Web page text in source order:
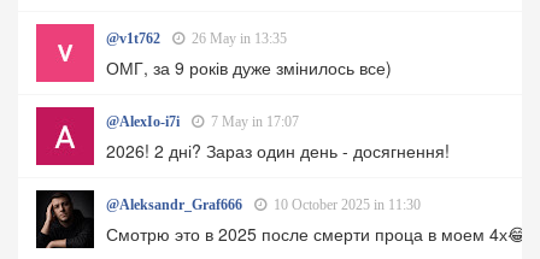
@v1t762 26 May in 13:35
ОМГ, за 9 років дуже змінилось все)
@AlexIo-i7i 7 May in 17:07
2026! 2 дні? Зараз один день - досягнення!
@Aleksandr_Graf666 10 October 2025 in 11:30
Смотрю это в 2025 после смерти проца в моем 4х😂